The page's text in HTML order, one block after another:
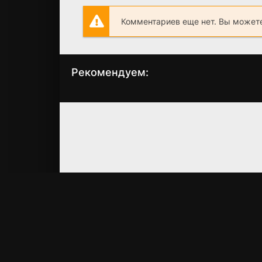
Комментариев еще нет. Вы
Рекомендуем:
Сигнал Семь снайперов